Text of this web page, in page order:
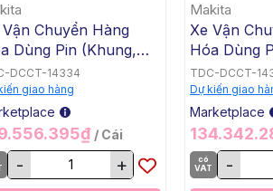
Chuyển Hàng
Dùng Pin (Khung,
18Vx2) Makita
DCCT-14334
giao hàng
/ Cái
- +
Makita
Xe Vận
Hóa Dùng
BL, 18Vx2)
DCU603Z
TDC-DCCT-
Dự kiến giao
Marketplace
có
VAT
-